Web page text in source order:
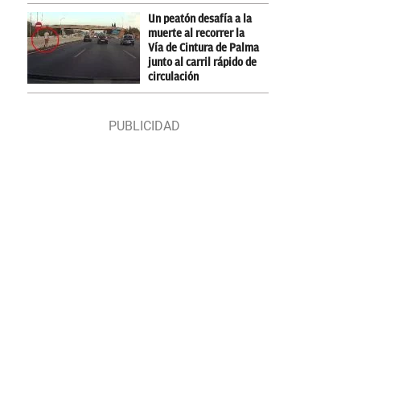
Un peatón desafía a la
muerte al recorrer la
Vía de Cintura de Palma
junto al carril rápido de
circulación